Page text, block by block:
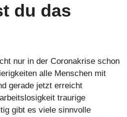
du das
nur in der Coronakrise schon
alle Menschen mit
gerade jetzt erreicht
traurige
gibt es viele sinnvolle